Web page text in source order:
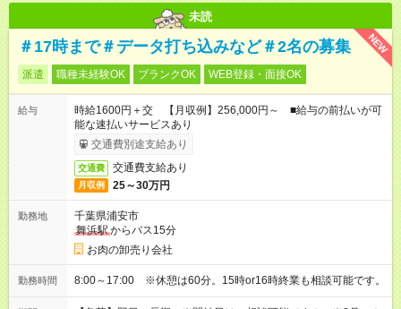
未読
NEW
＃17時まで＃データ打ち込みなど＃2名の募集
派遣 職種未経験OK ブランクOK WEB登録・面接OK
給与
時給1600円＋交 【月収例】256,000円～ ■給与の前払いが可
能な速払いサービスあり
交通費別途支給あり
交通費 交通費支給あり
月収例 25～30万円
勤務地
千葉県浦安市
舞浜駅からバス15分
お肉の卸売り会社
勤務時間 8:00～17:00 ※休憩は60分。15時or16時終業も相談可能です。